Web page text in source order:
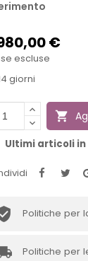
€
escluse
giorni

Ultimi articoli
Politiche per
Politiche per